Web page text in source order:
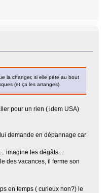
la changer, si elle pète au bout
(et ça les arranges).
pour un rien ( idem USA)
demande en dépannage car
imagine les dégâts....
des vacances, il ferme son
en temps ( curieux non?) le